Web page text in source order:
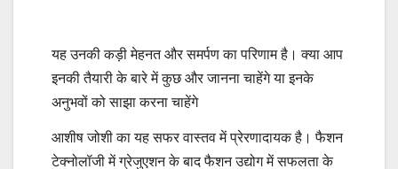
यह उनकी कड़ी मेहनत और समर्पण का परिणाम है। क्या आप
इनकी तैयारी के बारे में कुछ और जानना चाहेंगे या इनके
अनुभवों को साझा करना चाहेंगे
आशीष जोशी का यह सफर वास्तव में प्रेरणादायक है। फैशन
टेक्नोलॉजी में ग्रेजुएशन के बाद फैशन उद्योग में सफलता के